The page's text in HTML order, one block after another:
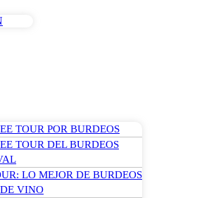
TOUR POR BURDEOS
TOUR DEL BURDEOS
LO MEJOR DE BURDEOS
VINO